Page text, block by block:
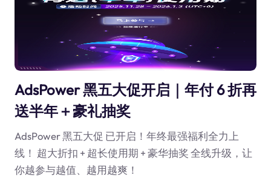
AdsPower 黑五大促开启｜年付 6 折再
送半年＋豪礼抽奖
AdsPower 黑五大促 已开启！年终最强福利全力上
线！ 超大折扣 + 超长使用期 + 豪华抽奖 全线升级，让
你越参与越值、越用越爽！